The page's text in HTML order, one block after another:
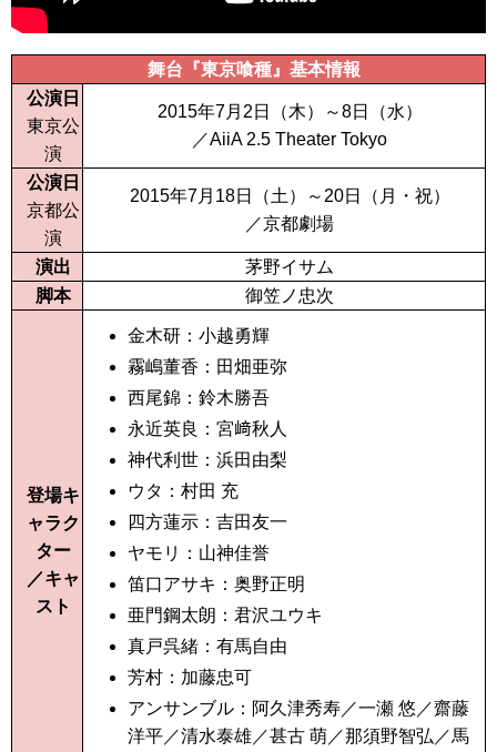
舞台『東京喰種』基本情報
公演日
東京公
演
2015年7月2日（木）～8日（水）
／AiiA 2.5 Theater Tokyo
公演日
京都公
演
2015年7月18日（土）～20日（月・祝）
／京都劇場
演出
茅野イサム
脚本
御笠ノ忠次
登場キ
ャラク
ター
／キャ
スト
金木研：小越勇輝
霧嶋董香：田畑亜弥
西尾錦：鈴木勝吾
永近英良：宮﨑秋人
神代利世：浜田由梨
ウタ：村田 充
四方蓮示：吉田友一
ヤモリ：山神佳誉
笛口アサキ：奥野正明
亜門鋼太朗：君沢ユウキ
真戸呉緒：有馬自由
芳村：加藤忠可
アンサンブル：阿久津秀寿／一瀬 悠／齋藤
洋平／清水泰雄／甚古 萌／那須野智弘／馬